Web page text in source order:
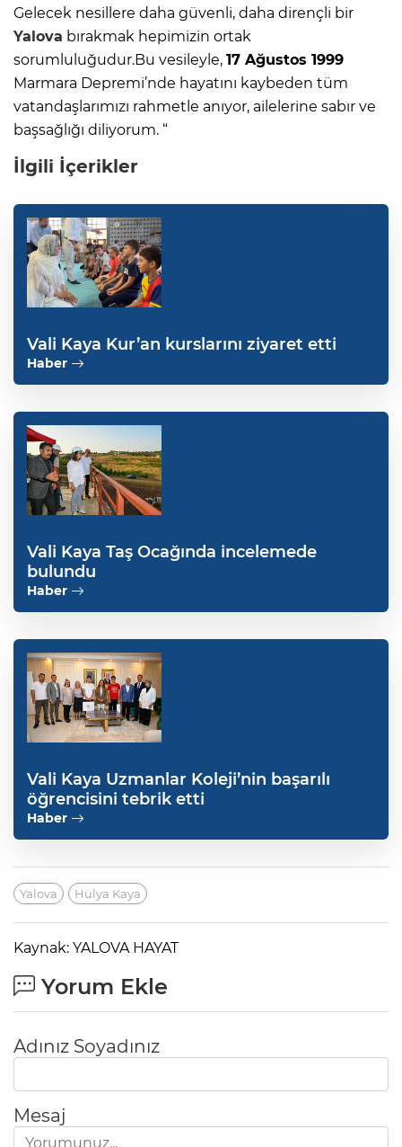
Gelecek nesillere daha güvenli, daha dirençli bir
Yalova bırakmak hepimizin ortak
sorumluluğudur.Bu vesileyle, 17 Ağustos 1999
Marmara Depremi’nde hayatını kaybeden tüm
vatandaşlarımızı rahmetle anıyor, ailelerine sabır ve
başsağlığı diliyorum. “
İlgili İçerikler
Vali Kaya Kur’an kurslarını ziyaret etti
Haber
Vali Kaya Taş Ocağında incelemede
bulundu
Haber
Vali Kaya Uzmanlar Koleji’nin başarılı
öğrencisini tebrik etti
Haber
Yalova Hülya Kaya
Kaynak: YALOVA HAYAT
Yorum Ekle
Adınız Soyadınız
Mesaj